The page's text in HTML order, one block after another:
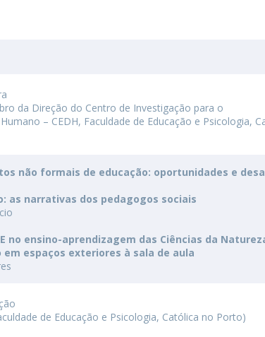
da Direção do Centro de Investigação para o
– CEDH, Faculdade de Educação e Psicologia,
não formais de educação: oportunidades e
as narrativas dos pedagogos sociais
no ensino-aprendizagem das Ciências da
em espaços exteriores à sala de aula
de Educação e Psicologia, Católica no Porto)